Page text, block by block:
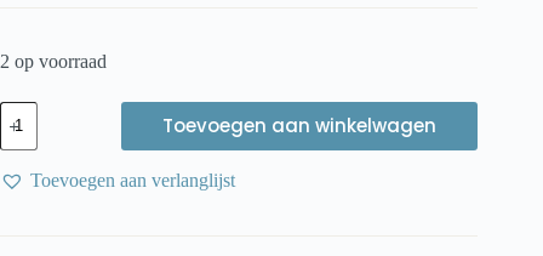
2 op voorraad
Kids
at
work
Rattlesnake
Houten
Toevoegen aan winkelwagen
Toevoegen aan verlanglijst